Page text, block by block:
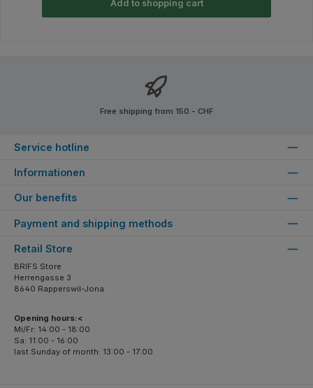
Add to shopping cart
Free shipping from 150.- CHF
Service hotline
Informationen
Our benefits
Payment and shipping methods
Retail Store
BRIFS Store
Herrengasse 3
8640 Rapperswil-Jona
Opening hours:<
Mi/Fr: 14:00 - 18:00
Sa: 11:00 - 16:00
last Sunday of month: 13:00 - 17:00